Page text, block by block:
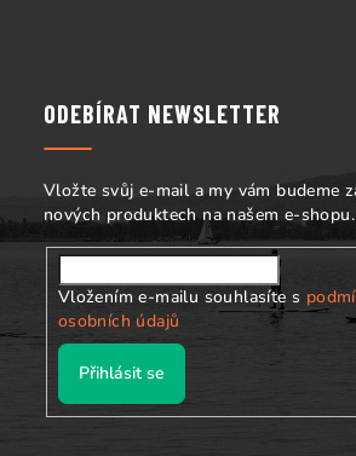
ODEBÍRAT NEWSLETTER
Vložte svůj e-mail a my vám budeme
nových produktech na našem e-shopu.
Vložením e-mailu souhlasíte s
osobních údajů
Přihlásit se